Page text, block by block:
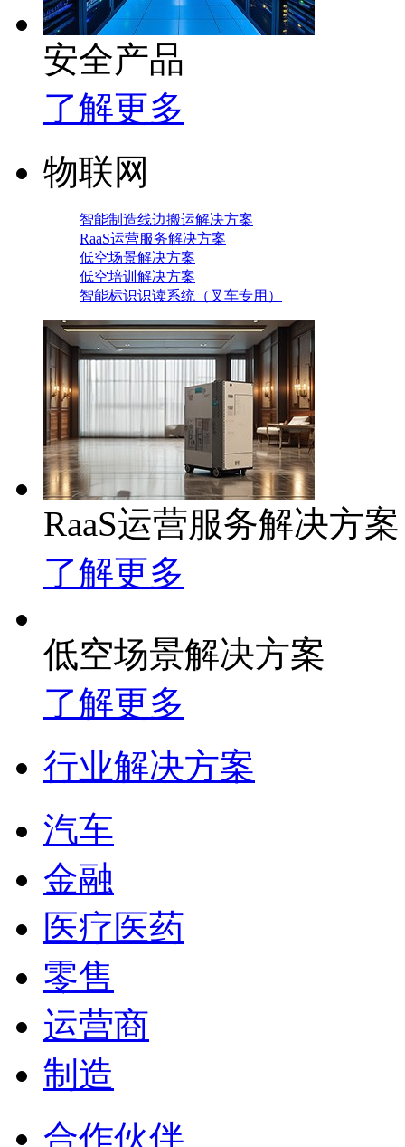
安全产品
了解更多
物联网
智能制造线边搬运解决方案
RaaS运营服务解决方案
低空场景解决方案
低空培训解决方案
智能标识识读系统（叉车专用）
RaaS运营服务解决方案
了解更多
低空场景解决方案
了解更多
行业解决方案
汽车
金融
医疗医药
零售
运营商
制造
合作伙伴